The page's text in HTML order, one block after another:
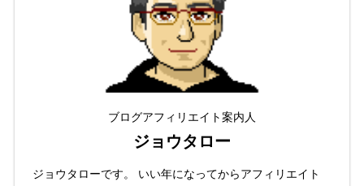
ブログアフィリエイト案内人
ジョウタロー
ジョウタローです。 いい年になってからアフィリエイト